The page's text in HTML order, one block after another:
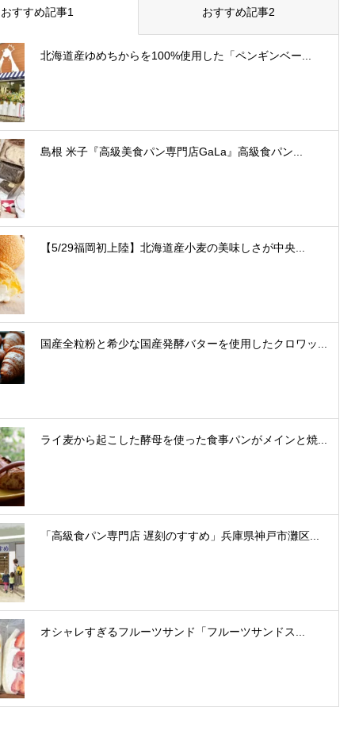
おすすめ記事1 おすすめ記事2
北海道産ゆめちからを100%使用した「ペンギンベー...
島根 米子『高級美食パン専門店GaLa』高級食パン...
【5/29福岡初上陸】北海道産小麦の美味しさが中央...
国産全粒粉と希少な国産発酵バターを使用したクロワッ...
ライ麦から起こした酵母を使った食事パンがメインと焼...
「高級食パン専門店 遅刻のすすめ」兵庫県神戸市灘区...
オシャレすぎるフルーツサンド「フルーツサンドス...